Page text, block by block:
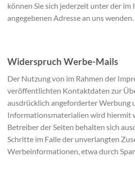
können Sie sich jederzeit unter der im
angegebenen Adresse an uns wenden.
Widerspruch Werbe-Mails
Der Nutzung von im Rahmen der
veröffentlichten Kontaktdaten zur
ausdrücklich angeforderter Werbung
Informationsmaterialien wird hiermit
Betreiber der Seiten behalten sich
Schritte im Falle der unverlangten
Werbeinformationen, etwa durch